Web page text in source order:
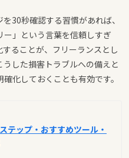
30秒確認する習慣があれば、
」という言葉を信頼しすぎ
ることが、フリーランスとし
した損害トラブルへの備えと
化しておくことも有効です。
テップ・おすすめツール・